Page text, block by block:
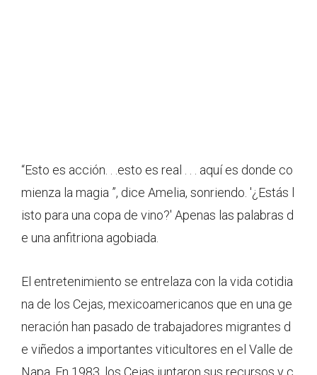
“Esto es acción. . .esto es real . . . aquí es donde co
mienza la magia ”, dice Amelia, sonriendo. '¿Estás l
isto para una copa de vino?' Apenas las palabras d
e una anfitriona agobiada.
El entretenimiento se entrelaza con la vida cotidia
na de los Cejas, mexicoamericanos que en una ge
neración han pasado de trabajadores migrantes d
e viñedos a importantes viticultores en el Valle de
Napa. En 1983, los Cejas juntaron sus recursos y c